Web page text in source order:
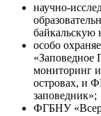
научно-
байкальскую
особо
«Заповедное
мониторинг
островах, и
заповедник»;
ФГБНУ